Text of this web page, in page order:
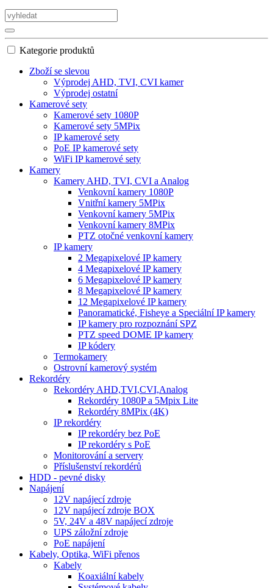
Kategorie produktů
Zboží se slevou
Výprodej AHD, TVI, CVI kamer
Výprodej ostatní
Kamerové sety
Kamerové sety 1080P
Kamerové sety 5MPix
IP kamerové sety
PoE IP kamerové sety
WiFi IP kamerové sety
Kamery
Kamery AHD, TVI, CVI a Analog
Venkovní kamery 1080P
Vnitřní kamery 5MPix
Venkovní kamery 5MPix
Venkovní kamery 8MPix
PTZ otočné venkovní kamery
IP kamery
2 Megapixelové IP kamery
4 Megapixelové IP kamery
6 Megapixelové IP kamery
8 Megapixelové IP kamery
12 Megapixelové IP kamery
Panoramatické, Fisheye a Speciální IP kamery
IP kamery pro rozpoznání SPZ
PTZ speed DOME IP kamery
IP kódery
Termokamery
Ostrovní kamerový systém
Rekordéry
Rekordéry AHD,TVI,CVI,Analog
Rekordéry 1080P a 5Mpix Lite
Rekordéry 8MPix (4K)
IP rekordéry
IP rekordéry bez PoE
IP rekordéry s PoE
Monitorování a servery
Příslušenství rekordérů
HDD - pevné disky
Napájení
12V napájecí zdroje
12V napájecí zdroje BOX
5V, 24V a 48V napájecí zdroje
UPS záložní zdroje
PoE napájení
Kabely, Optika, WiFi přenos
Kabely
Koaxiální kabely